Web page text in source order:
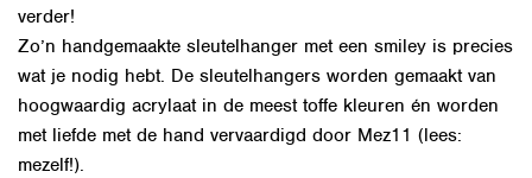
verder!
Zo’n handgemaakte sleutelhanger met een smiley is precies
wat je nodig hebt. De sleutelhangers worden gemaakt van
hoogwaardig acrylaat in de meest toffe kleuren én worden
met liefde met de hand vervaardigd door Mez11 (lees:
mezelf!).